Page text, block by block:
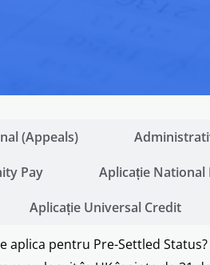
(Appeals)
Pay
Aplicație
Aplicație Universal Credit
aplica pentru Pre-Settled Status?